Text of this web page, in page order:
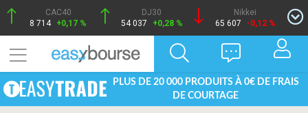
CAC40
8 714 +0,17 %
DJ30
54 037
+0,28 %
Nikkei
65 607
-0,12 %
PLUS DE 20 000 PRODUITS À 0€ DE FRAIS
DE COURTAGE